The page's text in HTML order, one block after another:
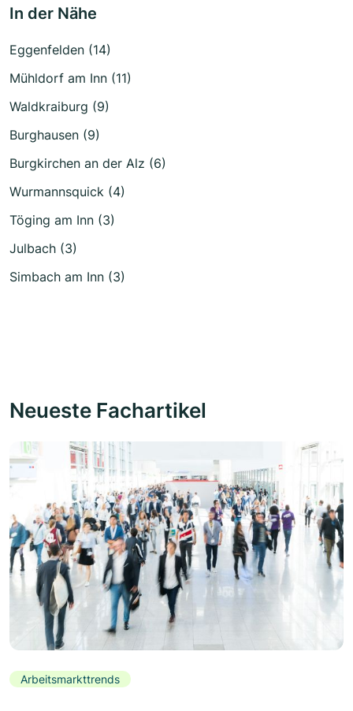
In der Nähe
Eggenfelden (14)
Mühldorf am Inn (11)
Waldkraiburg (9)
Burghausen (9)
Burgkirchen an der Alz (6)
Wurmannsquick (4)
Töging am Inn (3)
Julbach (3)
Simbach am Inn (3)
Neueste Fachartikel
Arbeitsmarkttrends